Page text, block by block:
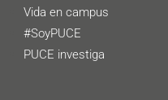
Vida en campus
#SoyPUCE
PUCE investiga